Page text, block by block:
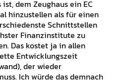
dem Zeughaus ein EC
hinzustellen als für einen
Schnittstellen
Finanzinstitute zu
Das kostet ja in allen
Entwicklungszeit
der wieder
Ich würde das demnach